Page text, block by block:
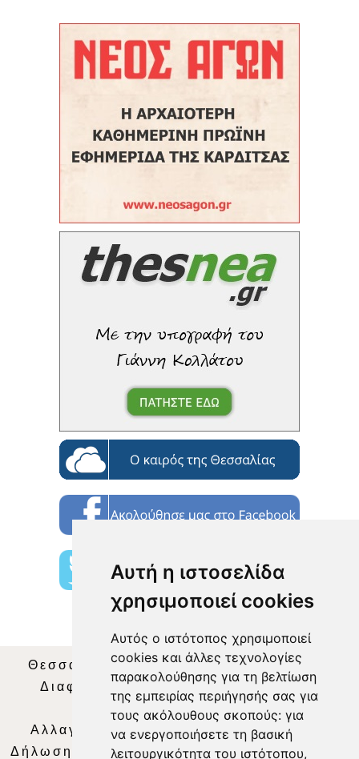
Αυτή η ιστοσελίδα
χρησιμοποιεί cookies
Αυτός ο ιστότοπος χρησιμοποιεί
cookies και άλλες τεχνολογίες
παρακολούθησης για τη βελτίωση
της εμπειρίας περιήγησής σας για
τους ακόλουθους σκοπούς: για
να ενεργοποιήσετε τη βασική
λειτουργικότητα του ιστότοπου,
Θεσσαλία Τηλεόραση|SNG Services
Διαφήμιση | Όροι Χρήσης |Δήλωση
Απορρήτου |
Περιεχόμενο
Αλλαγή Προτιμήσεων για τα Cookies
Δήλωση συμμόρφωσης με τη σύσταση (ΕΕ)